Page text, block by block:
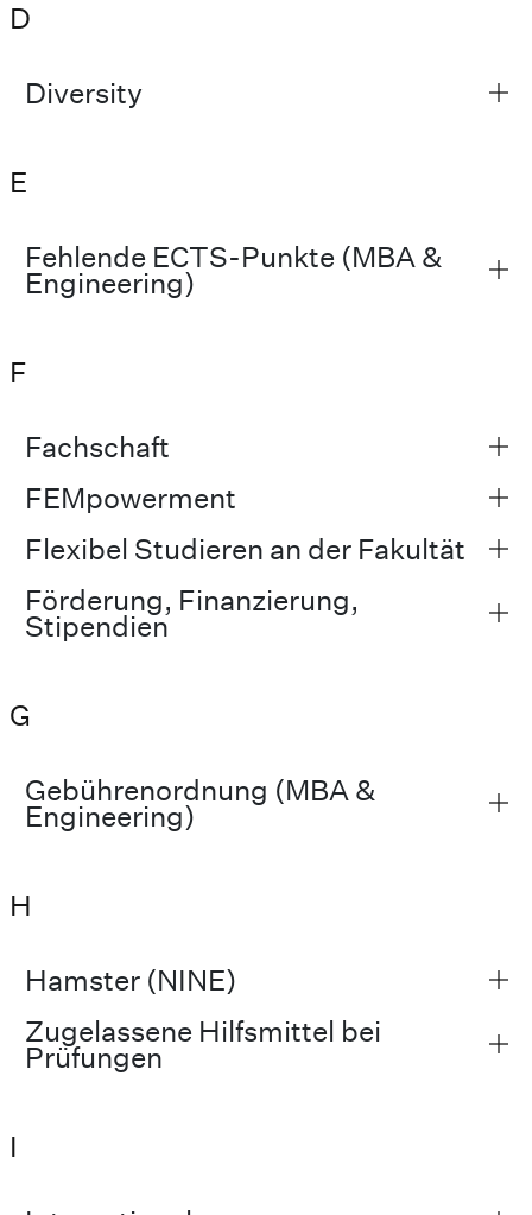
D
Diversity
E
Fehlende ECTS-Punkte (MBA &
Engineering)
F
Fachschaft
FEMpowerment
Flexibel Studieren an der Fakultät
Förderung, Finanzierung,
Stipendien
G
Gebührenordnung (MBA &
Engineering)
H
Hamster (NINE)
Zugelassene Hilfsmittel bei
Prüfungen
I